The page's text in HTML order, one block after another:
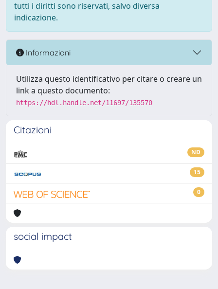
tutti i diritti sono riservati, salvo diversa
indicazione.
Informazioni
Utilizza questo identificativo per citare o creare un
link a questo documento:
https://hdl.handle.net/11697/135570
Citazioni
ND
15
0
social impact